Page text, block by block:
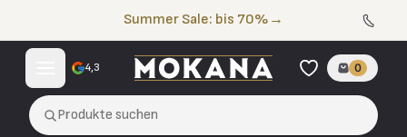
Summer Sale: bis 70% →
4,3 0
Produkte suchen